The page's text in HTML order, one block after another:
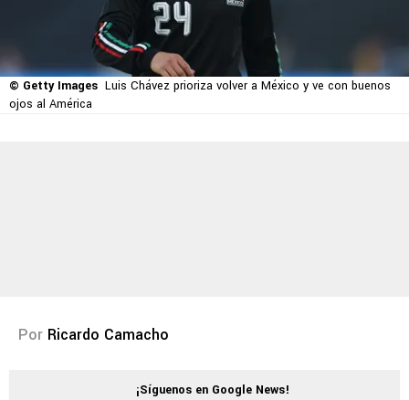
© Getty Images Luis Chávez prioriza volver a México y ve con buenos
ojos al América
Por Ricardo Camacho
¡Síguenos en Google News!